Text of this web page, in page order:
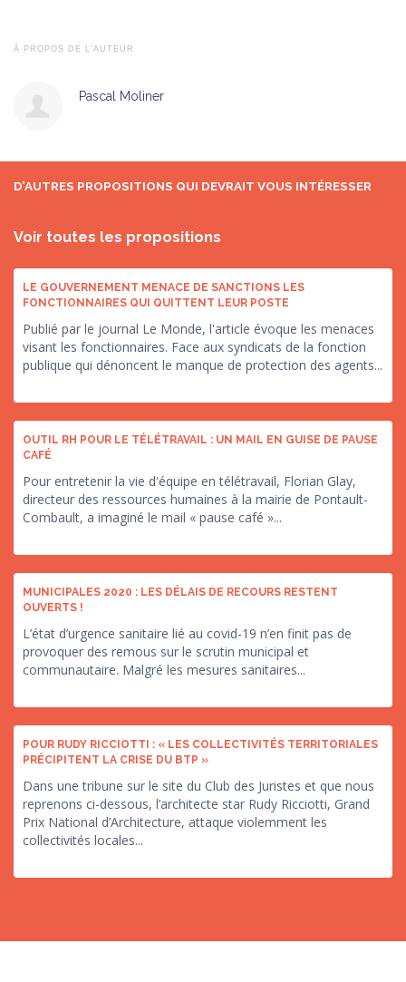
À PROPOS DE L'AUTEUR
Pascal Moliner
D’AUTRES PROPOSITIONS QUI DEVRAIT VOUS INTÉRESSER
Voir toutes les propositions
LE GOUVERNEMENT MENACE DE SANCTIONS LES
FONCTIONNAIRES QUI QUITTENT LEUR POSTE
Publié par le journal Le Monde, l'article évoque les menaces
visant les fonctionnaires. Face aux syndicats de la fonction
publique qui dénoncent le manque de protection des agents...
OUTIL RH POUR LE TÉLÉTRAVAIL : UN MAIL EN GUISE DE PAUSE
CAFÉ
Pour entretenir la vie d'équipe en télétravail, Florian Glay,
directeur des ressources humaines à la mairie de Pontault-
Combault, a imaginé le mail « pause café »...
MUNICIPALES 2020 : LES DÉLAIS DE RECOURS RESTENT
OUVERTS !
L’état d’urgence sanitaire lié au covid-19 n’en finit pas de
provoquer des remous sur le scrutin municipal et
communautaire. Malgré les mesures sanitaires...
POUR RUDY RICCIOTTI : « LES COLLECTIVITÉS TERRITORIALES
PRÉCIPITENT LA CRISE DU BTP »
Dans une tribune sur le site du Club des Juristes et que nous
reprenons ci-dessous, l’architecte star Rudy Ricciotti, Grand
Prix National d’Architecture, attaque violemment les
collectivités locales...